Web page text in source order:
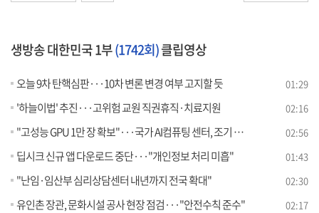
생방송 대한민국 1부(1742회)클립영상
오늘 9차 탄핵심판···10차 변론 변경 여부 고지할 듯 01:29
'하늘이법' 추진···고위험 교원 직권휴직·치료지원 02:16
"고성능 GPU 1만 장 확보"···국가 AI컴퓨팅 센터, 조기 개시 02:56
딥시크 신규 앱 다운로드 중단···"개인정보 처리 미흡" 01:43
"난임·임산부 심리상담센터 내년까지 전국 확대" 02:30
유인촌 장관, 문화시설 공사 현장 점검···"안전수칙 준수" 02:17